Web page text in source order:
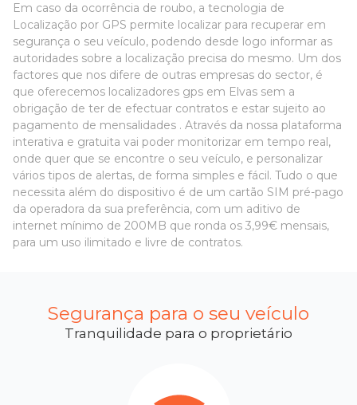
Em caso da ocorrência de roubo, a tecnologia de
Localização por GPS permite localizar para recuperar em
segurança o seu veículo, podendo desde logo informar as
autoridades sobre a localização precisa do mesmo. Um dos
factores que nos difere de outras empresas do sector, é
que oferecemos localizadores gps em Elvas sem a
obrigação de ter de efectuar contratos e estar sujeito ao
pagamento de mensalidades . Através da nossa plataforma
interativa e gratuita vai poder monitorizar em tempo real,
onde quer que se encontre o seu veículo, e personalizar
vários tipos de alertas, de forma simples e fácil. Tudo o que
necessita além do dispositivo é de um cartão SIM pré-pago
da operadora da sua preferência, com um aditivo de
internet mínimo de 200MB que ronda os 3,99€ mensais,
para um uso ilimitado e livre de contratos.
Segurança para o seu veículo
Tranquilidade para o proprietário